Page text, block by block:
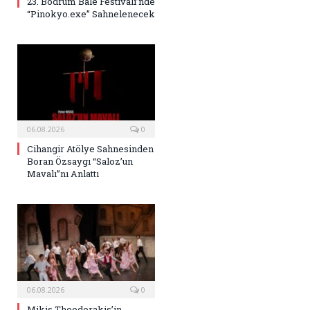
“Pinokyo.exe” Sahnelenecek
06.08.2026 0
Cihangir Atölye Sahnesinden
Boran Özsaygı “Saloz’un
Mavalı”nı Anlattı
06.08.2026 0